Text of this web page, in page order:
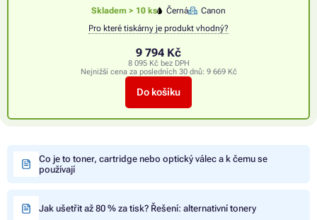
Skladem > 10 ks Černá
Canon
Pro které tiskárny je produkt vhodný?
9 794 Kč
8 095 Kč bez DPH
Nejnižší cena za posledních 30 dnů: 9 669 Kč
Do košíku
Co je to toner, cartridge nebo optický válec a k čemu se
používají
Jak ušetřit až 80 % za tisk? Řešení: alternativní tonery